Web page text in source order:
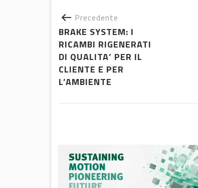
Precedente
BRAKE SYSTEM: I
RICAMBI RIGENERATI
DI QUALITA’ PER IL
CLIENTE E PER
L’AMBIENTE